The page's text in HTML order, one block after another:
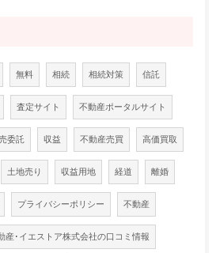
無料 相続 相続対策 信託
査定サイト 不動産ポータルサイト
委託 収益 不動産売買 高価買取
土地売り 収益用地 経道 離婚
プライバシーポリシー 不動産
産･イエストア株式会社の口コミ情報